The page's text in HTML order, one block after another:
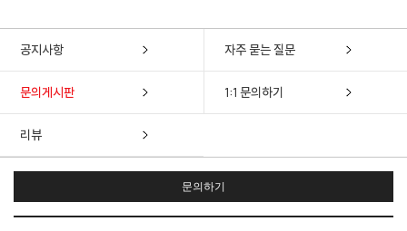
공지사항 자주 묻는 질문
문의게시판 1:1 문의하기
리뷰
문의하기